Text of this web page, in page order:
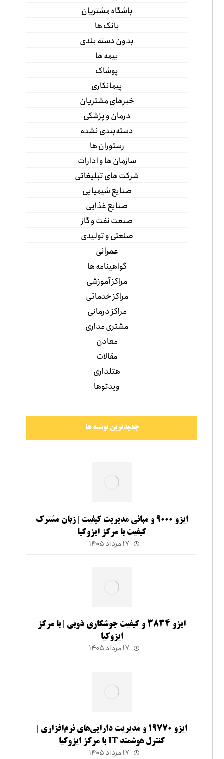
باشگاه مشتریان
بانک ها
بدون دسته بندی
بیمه ها
پوشاک
پیمانکاری
خبرهای مشتریان
درمان و پزشکی
دسته‌بندی نشده
رستوران ها
سازمان ها و ادارات
شرکت های تبلیغاتی
صنایع شیمیایی
صنایع غذایی
صنعت نفت و گاز
صنعتی و تولیدی
عمرانی
گواهینامه ها
مراکز آموزشی
مراکز خدماتی
مراکز درمانی
مشتری مداری
معادن
مقالات
هتلداری
ویدئوها
جدیدترین نوشته ها
ایزو ۹۰۰۰ و مبانی مدیریت کیفیت | زبان مشترک
کیفیت با مرکز ایزوکیا
۱۷ مرداد ۱۴۰۵
ایزو ۳۸۳۴ و کیفیت جوشکاری ذوبی | با مرکز
ایزوکیا
۱۷ مرداد ۱۴۰۵
ایزو ۱۹۷۷۰ و مدیریت دارایی‌های نرم‌افزاری |
کنترل هوشمند IT با مرکز ایزوکیا
۱۷ مرداد ۱۴۰۵